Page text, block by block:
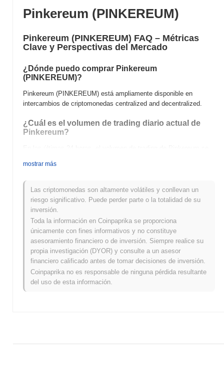
Pinkereum (PINKEREUM)
Pinkereum (PINKEREUM) FAQ – Métricas
Clave y Perspectivas del Mercado
¿Dónde puedo comprar Pinkereum
(PINKEREUM)?
Pinkereum (PINKEREUM) está ampliamente disponible en
intercambios de criptomonedas centralized and decentralized.
¿Cuál es el volumen de trading diario actual de
Pinkereum?
Pinkereum?
Máximo Histórico (ATH):€0.0 7 962
Mínimo Histórico (ATL):
Pinkereum se negocia actualmente~100.00%por debajo de su
ATH .
¿Cómo se está desempeñando Pinkereum en
comparación con el mercado cripto en general?
En los últimos 7 días, Pinkereum ha ganó
mostrar más
Las criptomonedas son altamente volátiles y conllevan un
riesgo significativo. Puede perder parte o la totalidad de su
inversión.
Toda la información en Coinpaprika se proporciona
únicamente con fines informativos y no constituye
asesoramiento financiero o de inversión. Siempre realice su
propia investigación (DYOR) y consulte a un asesor
financiero calificado antes de tomar decisiones de inversión.
Coinpaprika no es responsable de ninguna pérdida resultante
del uso de esta información.